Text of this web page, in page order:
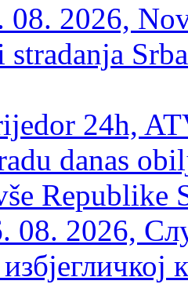
08. 2026,
stradanja
24h,
danas
Republike
2026,